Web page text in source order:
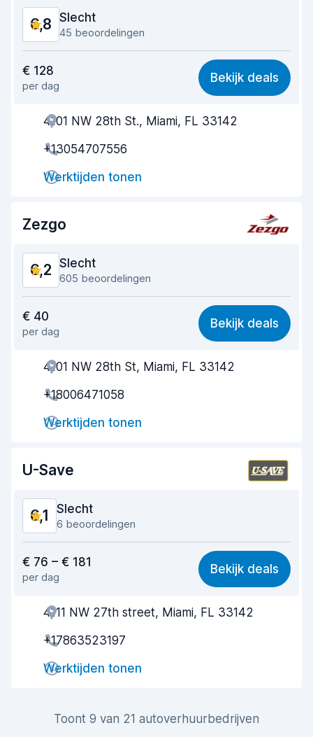
6,8 Slecht
45 beoordelingen
6,5
Makkelijk te vinden 6,4
Behulpzame medewerker
Snelheid ophaalproces
Snelheid inleverproces
€ 128
per dag
Bekijk deals
4101 NW 28th St., Miami, FL 33142
+13054707556
Werktijden tonen
Zezgo
6,2 Slecht
605 beoordelingen
6,0
Makkelijk te vinden 5,7
Behulpzame medewerker
Snelheid ophaalproces
Snelheid inleverproces
7,1
€ 40
per dag
Bekijk deals
4101 NW 28th St, Miami, FL 33142
+18006471058
Werktijden tonen
U-Save
6,1 Slecht
6 beoordelingen
5,1
Makkelijk te vinden 6,6
Behulpzame medewerker
Snelheid ophaalproces
Snelheid inleverproces
€ 76 – € 181
per dag
Bekijk deals
4111 NW 27th street, Miami, FL 33142
+17863523197
Werktijden tonen
Toont 9 van 21 autoverhuurbedrijven